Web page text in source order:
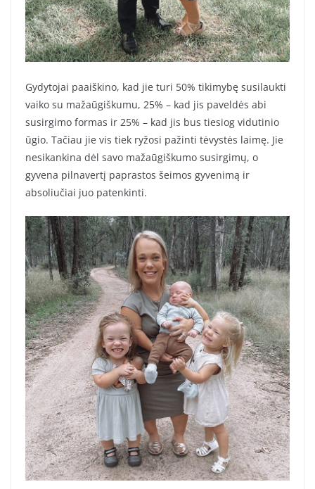
Gydytojai paaiškino, kad jie turi 50% tikimybę susilaukti
vaiko su mažaūgiškumu, 25% – kad jis paveldės abi
susirgimo formas ir 25% – kad jis bus tiesiog vidutinio
ūgio. Tačiau jie vis tiek ryžosi pažinti tėvystės laimę. Jie
nesikankina dėl savo mažaūgiškumo susirgimų, o
gyvena pilnavertį paprastos šeimos gyvenimą ir
absoliučiai juo patenkinti.